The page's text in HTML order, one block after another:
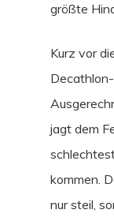
größte
Kurz vor
jagt dem
kommen.
nur steil,